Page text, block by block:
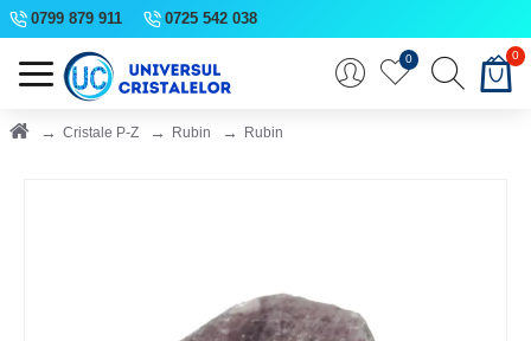
0799 879 911 0725 542 038
0 0
Cristale P-Z Rubin Rubin